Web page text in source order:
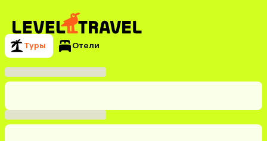
Туры Отели